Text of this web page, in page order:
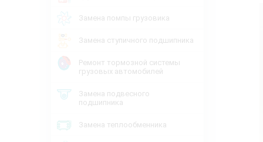
Замена помпы грузовика
Замена ступичного подшипника
Ремонт тормозной системы
грузовых автомобилей
Замена подвесного
подшипника
Замена теплообменника